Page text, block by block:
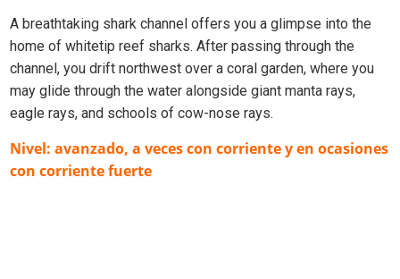
A breathtaking shark channel offers you a glimpse into the
home of whitetip reef sharks. After passing through the
channel, you drift northwest over a coral garden, where you
may glide through the water alongside giant manta rays,
eagle rays, and schools of cow-nose rays.
Nivel: avanzado, a veces con corriente y en ocasiones
con corriente fuerte